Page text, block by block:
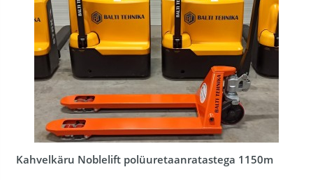
Kahvelkäru Noblelift polüuretaanratastega 1150m